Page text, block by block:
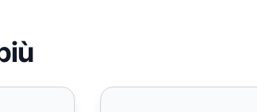
su PinterestCome aggiungere link